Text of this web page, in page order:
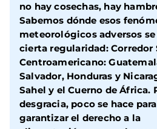
no hay cosechas, hay
Sabemos dónde esos
meteorológicos adversos
cierta regularidad: Corredor
Centroamericano:
Salvador, Honduras y
Sahel y el Cuerno de África.
desgracia, poco se hace para
garantizar el derecho a la